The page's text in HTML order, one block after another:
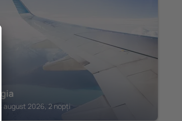
august 2026, 2 nopți